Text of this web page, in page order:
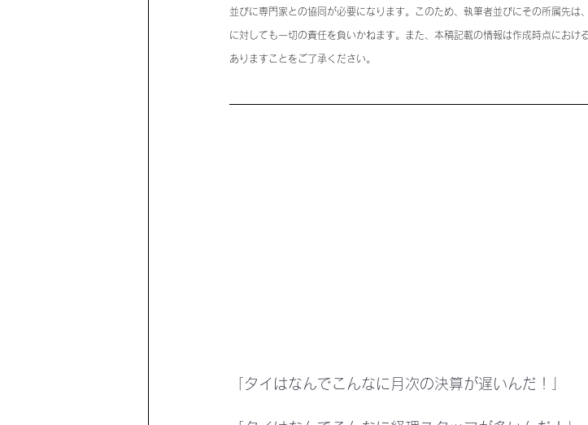
並びに専門家との協同が必要になります。このため、執筆者並びにその所属先は
に対しても一切の責任を負いかねます。また、本稿記載の情報は作成時点にお
ありますことをご了承ください。
「タイはなんでこんなに月次の決算が遅いんだ！」